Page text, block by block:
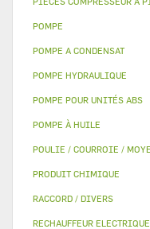
POMPE
POMPE A CONDENSAT
POMPE HYDRAULIQUE
POMPE POUR UNITÉS ABS
POMPE À HUILE
POULIE / COURROIE /
PRODUIT CHIMIQUE
RACCORD / DIVERS
RECHAUFFEUR ELECTRIQUE